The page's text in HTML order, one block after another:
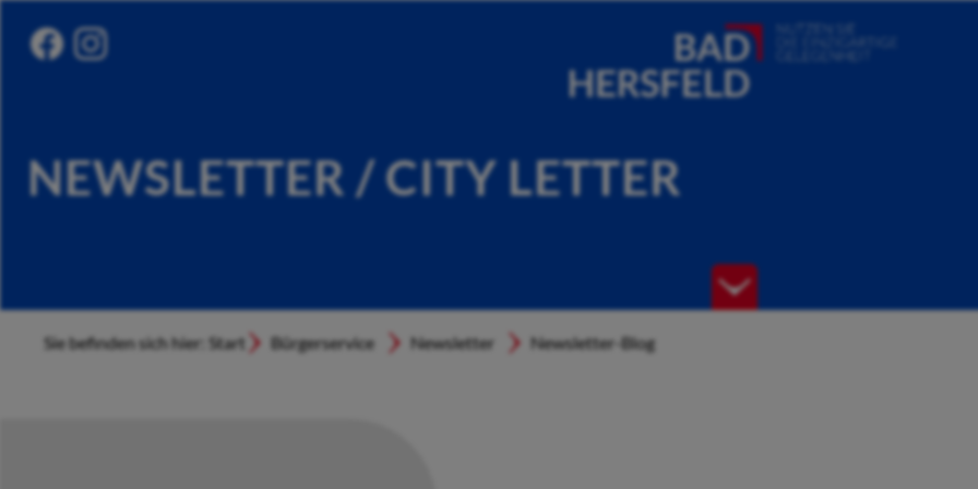
NEWSLETTER / CITY LETTER
Sie befinden sich hier: Start Bürgerservice Newsletter Newsletter-Blog